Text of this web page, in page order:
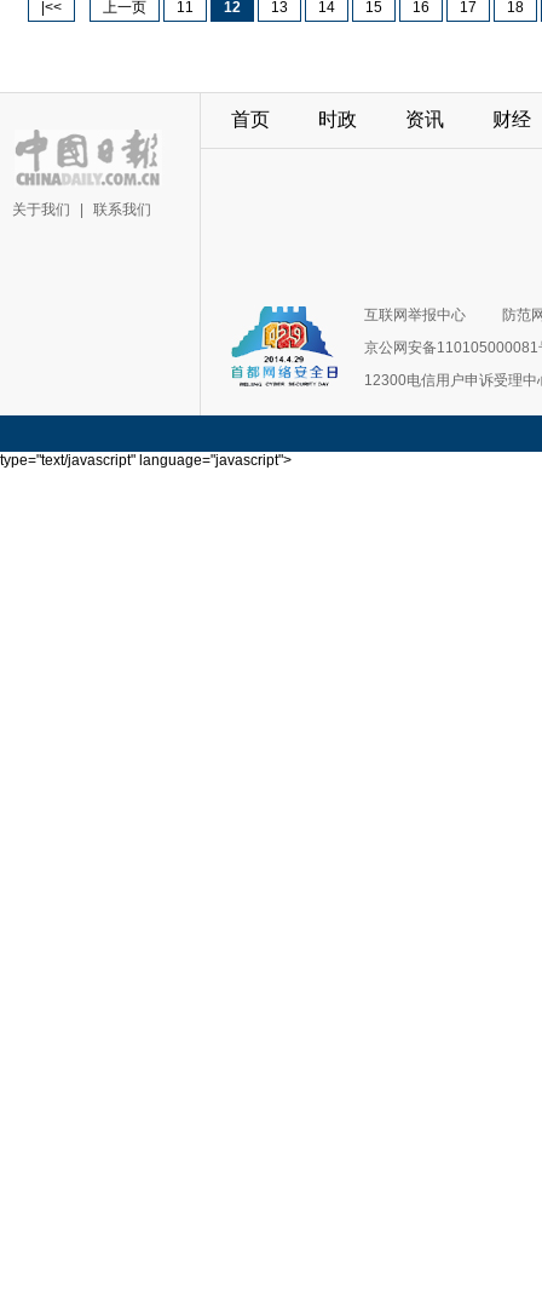
|<< 上一页 11 12 13 14 15 16 17 18
关于我们 联系我们
首页 时政 资讯 财经
互联网举报中心
防范
京公网安备110105000081
12300电信用户申诉受理中
type="text/javascript" language="javascript">